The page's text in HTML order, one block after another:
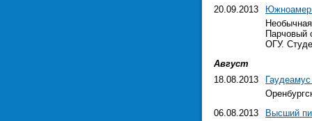
20.09.2013
Парчовый
ОГУ.
Август
18.08.2013
Гаудеамус
06.08.2013
Высший